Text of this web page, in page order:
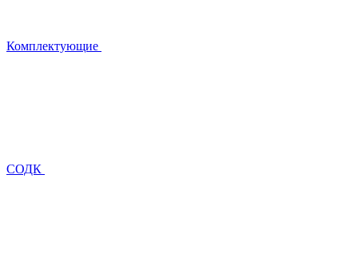
Комплектующие
СОДК